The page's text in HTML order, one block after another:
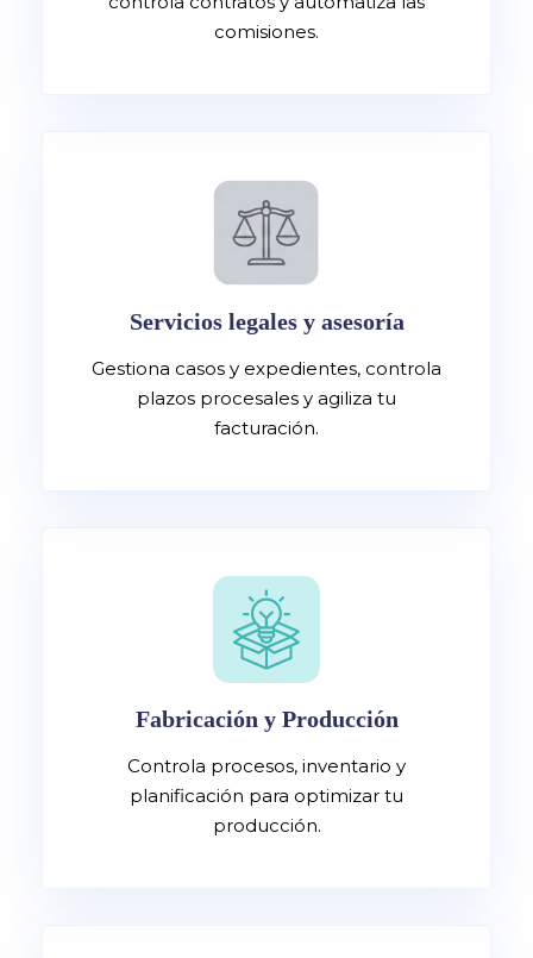
comisiones.
Servicios legales y asesoría
Gestiona casos y expedientes, controla
plazos procesales y agiliza tu
facturación.
Fabricación y Producción
Controla procesos, inventario y
planificación para optimizar tu
producción.